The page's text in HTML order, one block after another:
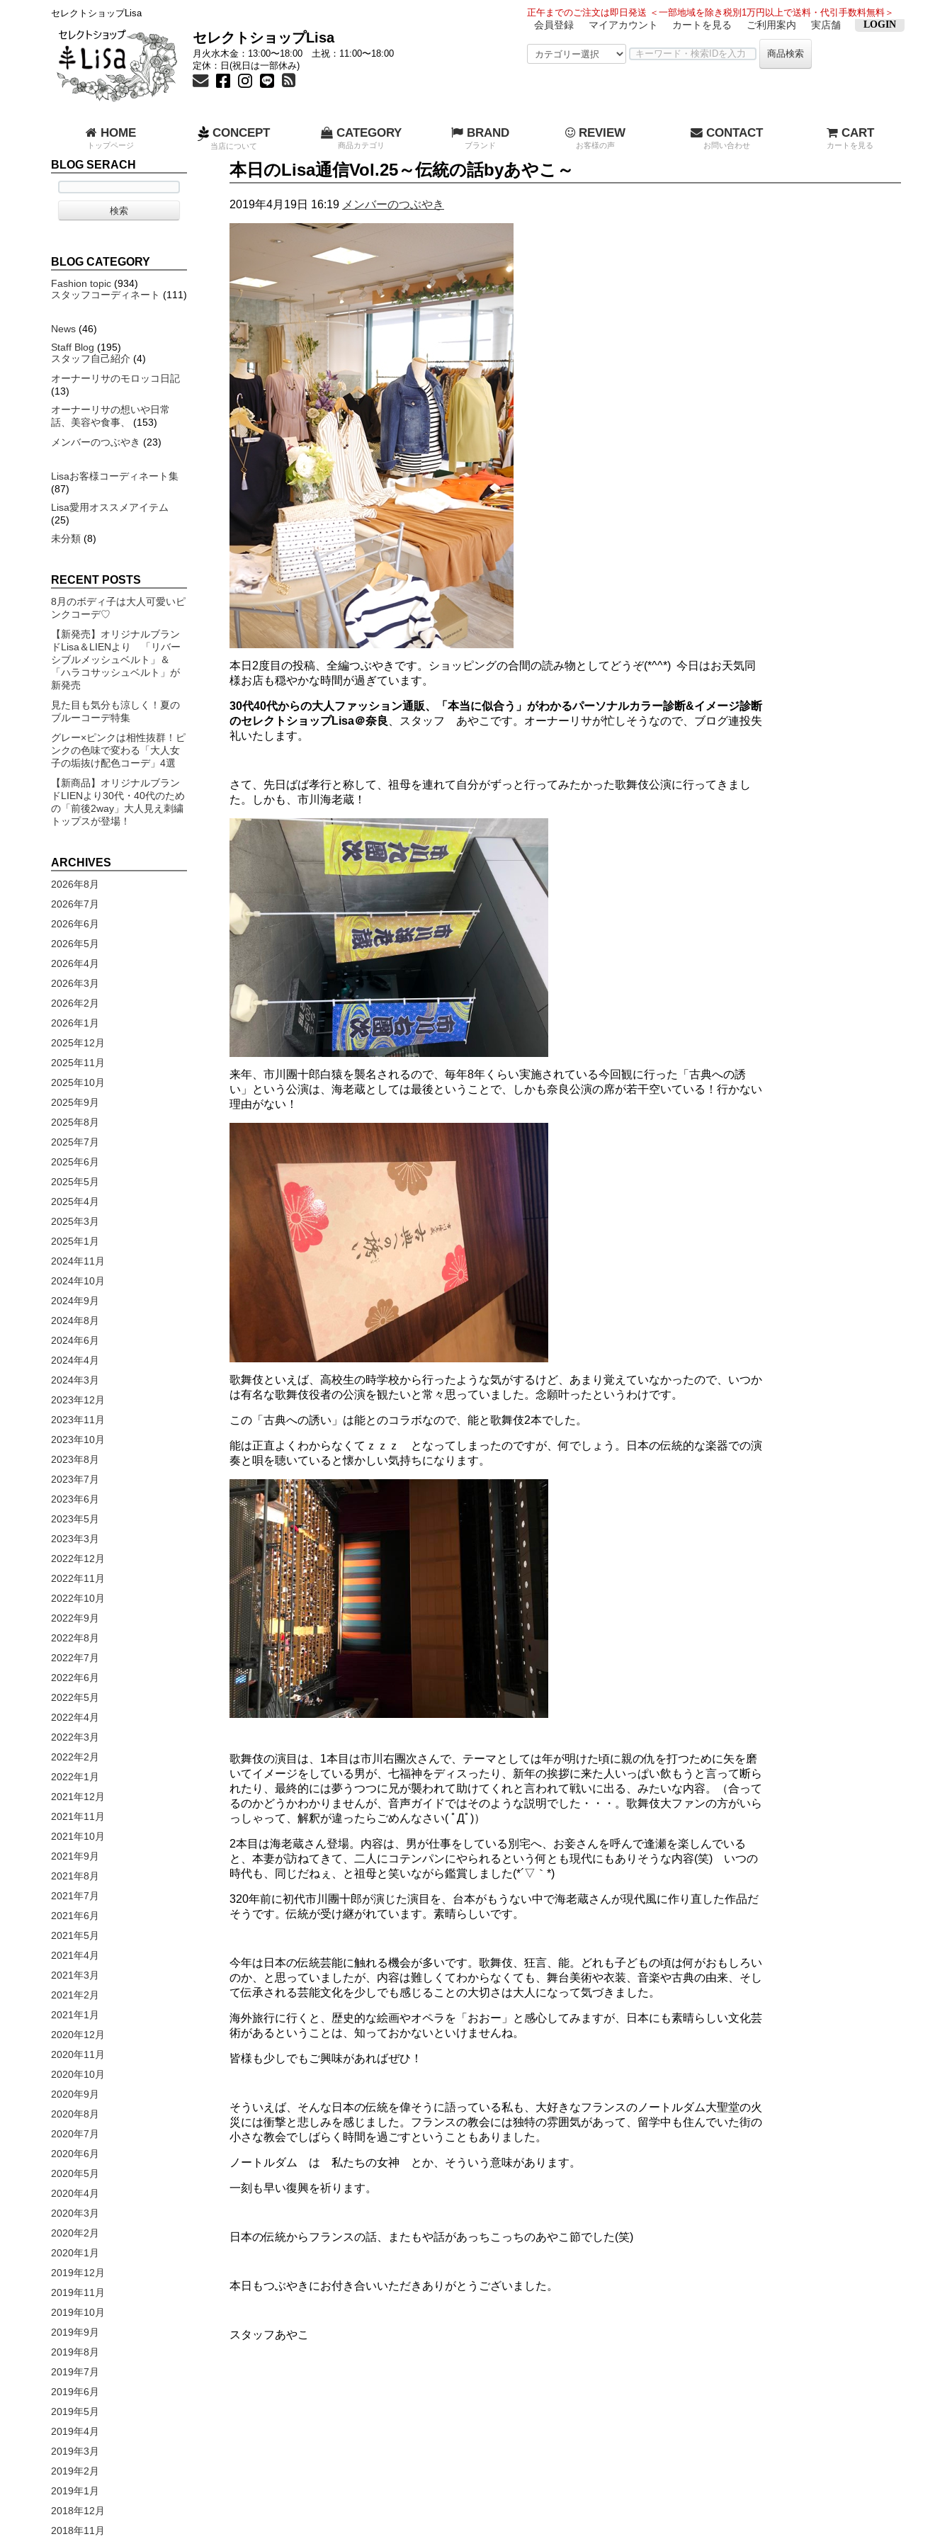
正午までのご注文は即日発送 ＜一部地域を除き税別1万円以上で送料・代引手数料無料＞
会員登録 マイアカウント カートを見る ご利用案内 実店舗 LOGIN
商品検索
セレクトショップLisa
セレクトショップLisa
月火水木金：13:00〜18:00 土祝：11:00〜18:00
定休：日(祝日は一部休み)
HOME
トップページ
CONCEPT
当店について
CATEGORY
商品カテゴリ
BRAND
ブランド
REVIEW
お客様の声
CONTACT
お問い合わせ
CART
カートを見る
本日のLisa通信Vol.25～伝統の話byあやこ～
2019年4月19日 16:19 メンバーのつぶやき
本日2度目の投稿、全編つぶやきです。ショッピングの合間の読み物としてどうぞ(*^^*) 今日はお天気同
様お店も穏やかな時間が過ぎています。
30代40代からの大人ファッション通販、 「本当に似合う」がわかるパーソナルカラー診断&イメージ診断
のセレクトショップLisa＠奈良
、スタッフ あやこです。オーナーリサが忙しそうなので、ブログ連投失
礼いたします。
さて、先日ばば孝行と称して、祖母を連れて自分がずっと行ってみたかった歌舞伎公演に行ってきまし
た。しかも、市川海老蔵！
来年、市川團十郎白猿を襲名されるので、毎年8年くらい実施されている今回観に行った「古典への誘
い」という公演は、海老蔵としては最後ということで、しかも奈良公演の席が若干空いている！行かない
理由がない！
歌舞伎といえば、高校生の時学校から行ったような気がするけど、あまり覚えていなかったので、いつか
は有名な歌舞伎役者の公演を観たいと常々思っていました。念願叶ったというわけです。
この「古典への誘い」は能とのコラボなので、能と歌舞伎2本でした。
能は正直よくわからなくてｚｚｚ となってしまったのですが、何でしょう。日本の伝統的な楽器での演
奏と唄を聴いていると懐かしい気持ちになります。
歌舞伎の演目は、1本目は市川右團次さんで、テーマとしては年が明けた頃に親の仇を打つために矢を磨
いてイメージをしている男が、七福神をディスったり、新年の挨拶に来た人いっぱい飲もうと言って断ら
れたり、最終的には夢うつつに兄が襲われて助けてくれと言われて戦いに出る、みたいな内容。（合って
るのかどうかわかりませんが、音声ガイドではそのような説明でした・・・。歌舞伎大ファンの方がいら
っしゃって、解釈が違ったらごめんなさい( ﾟДﾟ)）
2本目は海老蔵さん登場。内容は、男が仕事をしている別宅へ、お妾さんを呼んで逢瀬を楽しんでいる
と、本妻が訪ねてきて、二人にコテンパンにやられるという何とも現代にもありそうな内容(笑) いつの
時代も、同じだねぇ、と祖母と笑いながら鑑賞しました(*´▽｀*)
320年前に初代市川團十郎が演じた演目を、台本がもうない中で海老蔵さんが現代風に作り直した作品だ
そうです。伝統が受け継がれています。素晴らしいです。
今年は日本の伝統芸能に触れる機会が多いです。歌舞伎、狂言、能。どれも子どもの頃は何がおもしろい
のか、と思っていましたが、内容は難しくてわからなくても、舞台美術や衣装、音楽や古典の由来、そし
て伝承される芸能文化を少しでも感じることの大切さは大人になって気づきました。
海外旅行に行くと、歴史的な絵画やオペラを「おおー」と感心してみますが、日本にも素晴らしい文化芸
術があるということは、知っておかないといけませんね。
皆様も少しでもご興味があればぜひ！
そういえば、そんな日本の伝統を偉そうに語っている私も、大好きなフランスのノートルダム大聖堂の火
災には衝撃と悲しみを感じました。フランスの教会には独特の雰囲気があって、留学中も住んでいた街の
小さな教会でしばらく時間を過ごすということもありました。
ノートルダム は 私たちの女神 とか、そういう意味があります。
一刻も早い復興を祈ります。
日本の伝統からフランスの話、またもや話があっちこっちのあやこ節でした(笑)
本日もつぶやきにお付き合いいただきありがとうございました。
スタッフあやこ
BLOG SERACH
BLOG CATEGORY
Fashion topic (934)
スタッフコーディネート (111)
News (46)
Staff Blog (195)
スタッフ自己紹介 (4)
オーナーリサのモロッコ日記
(13)
オーナーリサの想いや日常
話、美容や食事、
(153)
メンバーのつぶやき (23)
Lisaお客様コーディネート集
(87)
Lisa愛用オススメアイテム
(25)
未分類 (8)
RECENT POSTS
8月のボディ子は大人可愛いピ
ンクコーデ♡
【新発売】オリジナルブラン
ドLisa＆LIENより 「リバー
シブルメッシュベルト」＆
「ハラコサッシュベルト」が
新発売
見た目も気分も涼しく！夏の
ブルーコーデ特集
グレー×ピンクは相性抜群！ピ
ンクの色味で変わる「大人女
子の垢抜け配色コーデ」4選
【新商品】オリジナルブラン
ドLIENより30代・40代のため
の「前後2way」大人見え刺繍
トップスが登場！
ARCHIVES
2026年8月
2026年7月
2026年6月
2026年5月
2026年4月
2026年3月
2026年2月
2026年1月
2025年12月
2025年11月
2025年10月
2025年9月
2025年8月
2025年7月
2025年6月
2025年5月
2025年4月
2025年3月
2025年1月
2024年11月
2024年10月
2024年9月
2024年8月
2024年6月
2024年4月
2024年3月
2023年12月
2023年11月
2023年10月
2023年8月
2023年7月
2023年6月
2023年5月
2023年3月
2022年12月
2022年11月
2022年10月
2022年9月
2022年8月
2022年7月
2022年6月
2022年5月
2022年4月
2022年3月
2022年2月
2022年1月
2021年12月
2021年11月
2021年10月
2021年9月
2021年8月
2021年7月
2021年6月
2021年5月
2021年4月
2021年3月
2021年2月
2021年1月
2020年12月
2020年11月
2020年10月
2020年9月
2020年8月
2020年7月
2020年6月
2020年5月
2020年4月
2020年3月
2020年2月
2020年1月
2019年12月
2019年11月
2019年10月
2019年9月
2019年8月
2019年7月
2019年6月
2019年5月
2019年4月
2019年3月
2019年2月
2019年1月
2018年12月
2018年11月